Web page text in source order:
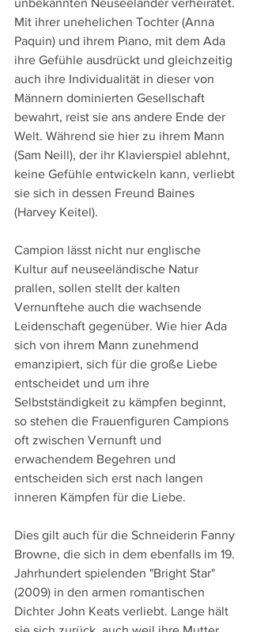
Mit ihrer unehelichen Tochter (Anna
Paquin) und ihrem Piano, mit dem Ada
ihre Gefühle ausdrückt und gleichzeitig
auch ihre Individualität in dieser von
Männern dominierten Gesellschaft
bewahrt, reist sie ans andere Ende der
Welt. Während sie hier zu ihrem Mann
(Sam Neill), der ihr Klavierspiel ablehnt,
keine Gefühle entwickeln kann, verliebt
sie sich in dessen Freund Baines
(Harvey Keitel).
Campion lässt nicht nur englische
Kultur auf neuseeländische Natur
prallen, sollen stellt der kalten
Vernunftehe auch die wachsende
Leidenschaft gegenüber. Wie hier Ada
sich von ihrem Mann zunehmend
emanzipiert, sich für die große Liebe
entscheidet und um ihre
Selbstständigkeit zu kämpfen beginnt,
so stehen die Frauenfiguren Campions
oft zwischen Vernunft und
erwachendem Begehren und
entscheiden sich erst nach langen
inneren Kämpfen für die Liebe.
Dies gilt auch für die Schneiderin Fanny
Browne, die sich in dem ebenfalls im 19.
Jahrhundert spielenden "Bright Star"
(2009) in den armen romantischen
Dichter John Keats verliebt. Lange hält